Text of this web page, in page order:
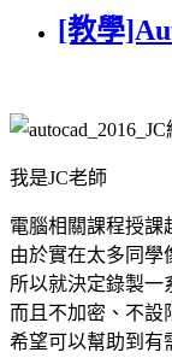
[教學
我是JC老師
電腦相關課程授課
由於實在太多同學
所以就決定錄製一
而且不加密、不設
希望可以幫助到有